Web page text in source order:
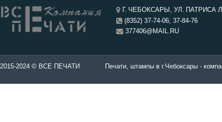
Г. ЧЕБОКСАРЫ, УЛ. ПАТРИСА
(8352) 37-74-06; 37-84-76
377406@MAIL.RU
в Чебоксары. Печати, штампы в г.Чебоксары -
2015-2024 © ВСЕ ПЕЧАТИ